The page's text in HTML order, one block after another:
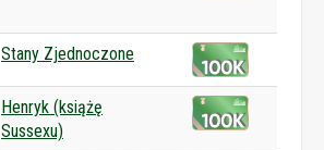
Stany Zjednoczone
Henryk (książę
Sussexu)